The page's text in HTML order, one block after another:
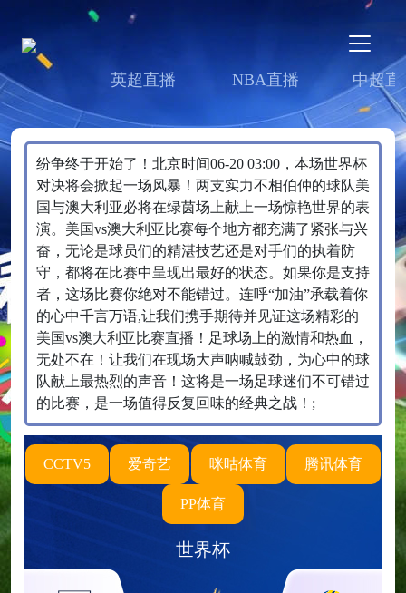
英超直播 NBA直播 中超直
纷争终于开始了！北京时间06-20 03:00，本场世界杯
对决将会掀起一场风暴！两支实力不相伯仲的球队美
国与澳大利亚必将在绿茵场上献上一场惊艳世界的表
演。美国vs澳大利亚比赛每个地方都充满了紧张与兴
奋，无论是球员们的精湛技艺还是对手们的执着防
守，都将在比赛中呈现出最好的状态。如果你是支持
者，这场比赛你绝对不能错过。连呼“加油”承载着你
的心中千言万语,让我们携手期待并见证这场精彩的
美国vs澳大利亚比赛直播！足球场上的激情和热血，
无处不在！让我们在现场大声呐喊鼓劲，为心中的球
队献上最热烈的声音！这将是一场足球迷们不可错过
的比赛，是一场值得反复回味的经典之战！;
CCTV5 爱奇艺 咪咕体育 腾讯体育
PP体育
世界杯